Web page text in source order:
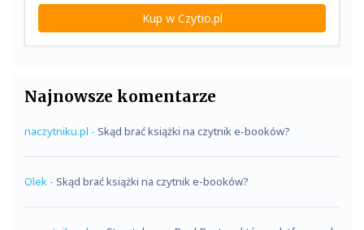
Kup w Czytio.pl
Najnowsze komentarze
naczytniku.pl - Skąd brać książki na czytnik e-booków?
Olek - Skąd brać książki na czytnik e-booków?